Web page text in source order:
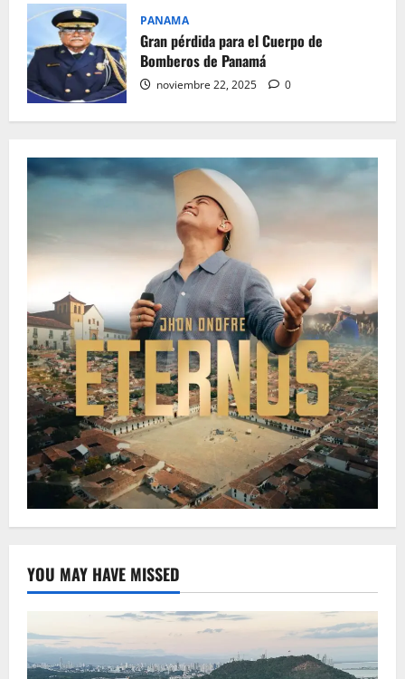
PANAMA
Gran pérdida para el Cuerpo de
Bomberos de Panamá
noviembre 22, 2025 0
YOU MAY HAVE MISSED